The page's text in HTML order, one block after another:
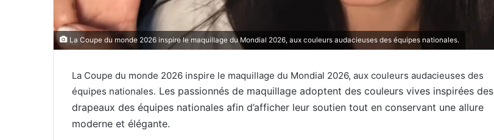
La Coupe du monde 2026 inspire le maquillage du Mondial 2026, aux couleurs audacieuses des équipes nationales.
La Coupe du monde 2026 inspire le maquillage du Mondial 2026, aux couleurs audacieuses des
équipes nationales. Les passionnés de maquillage adoptent des couleurs vives inspirées des
drapeaux des équipes nationales afin d’afficher leur soutien tout en conservant une allure
moderne et élégante.